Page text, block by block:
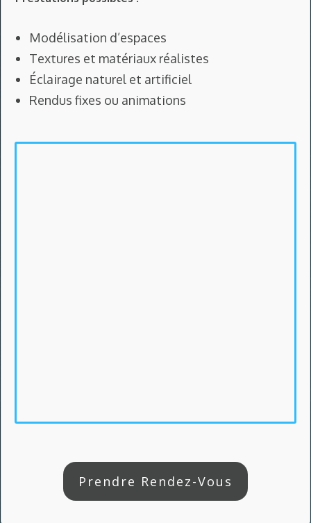
Modélisation d’espaces
Textures et matériaux réalistes
Éclairage naturel et artificiel
Rendus fixes ou animations
Prendre Rendez-Vous